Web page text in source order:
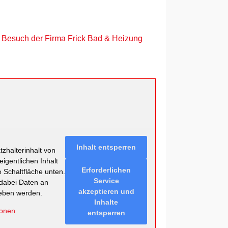
der Firma Frick Bad & Heizung
von
Inhalt
unten.
Daten an
werden.
Inhalt entsperren
Erforderlichen
Service
akzeptieren und
Inhalte
entsperren